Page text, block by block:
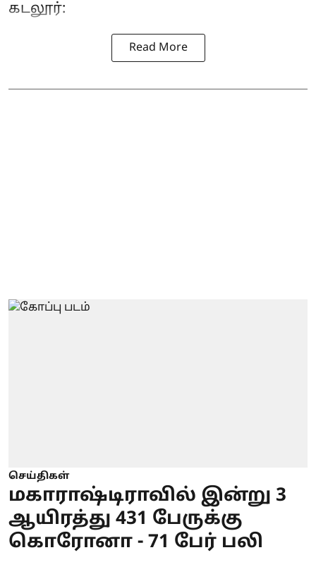
கடலூர்:
Read More
செய்திகள்
மகாராஷ்டிராவில் இன்று 3
ஆயிரத்து 431 பேருக்கு
கொரோனா - 71 பேர் பலி